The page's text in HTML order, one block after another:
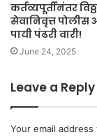
कर्तव्यपूर्तीनंतर
सेवानिवृत्त पोलीस
पायी पंढरी वारी!
June 24, 2025
Leave a Reply
Your email